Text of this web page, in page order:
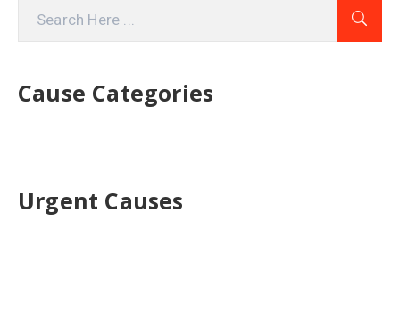
Cause Categories
Urgent Causes